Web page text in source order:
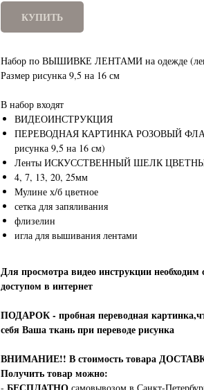
КУПИТЬ
Набор по ВЫШИВКЕ ЛЕНТАМИ на одежде
Размер рисунка 9,5 на 16 см
В набор входят
ВИДЕОИНСТРУКЦИЯ
ПЕРЕВОДНАЯ КАРТИНКА РОЗОВЫЙ
рисунка 9,5 на 16 см)
Ленты ИСКУССТВЕННЫЙ ШЕЛК
4, 7, 13, 20, 25мм
Мулине х/б цветное
сетка для запяливания
флизелин
игла для вышивания лентами
Для просмотра видео инструкции
доступом в интернет
ПОДАРОК - пробная переводная
себя Ваша ткань при переводе рисунка
ВНИМАНИЕ!! В стоимость товара
Получить товар можно:
- самовывозом в Санкт-